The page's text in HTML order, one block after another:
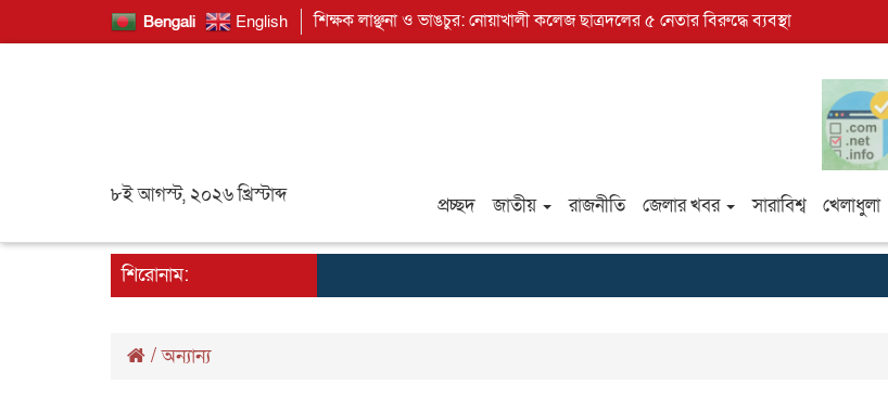
Bengali English শিক্ষক লাঞ্ছনা ও ভাঙচুর: নোয়াখালী কলেজ ছাত্রদলের ৫ নেতার বিরুদ্ধে ব্যবস্থা
৮ই আগস্ট, ২০২৬ খ্রিস্টাব্দ প্রচ্ছদ জাতীয় রাজনীতি জেলার খবর সারাবিশ্ব খেলাধুলা
শিরোনাম:
/অন্যান্য